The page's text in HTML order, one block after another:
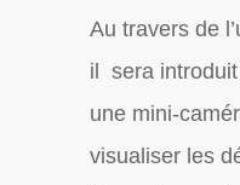
Au travers de
il sera introduit
une mini-
visualiser les